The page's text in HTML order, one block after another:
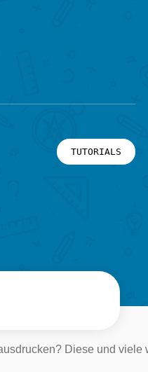
TUTORIALS
Diese und viele